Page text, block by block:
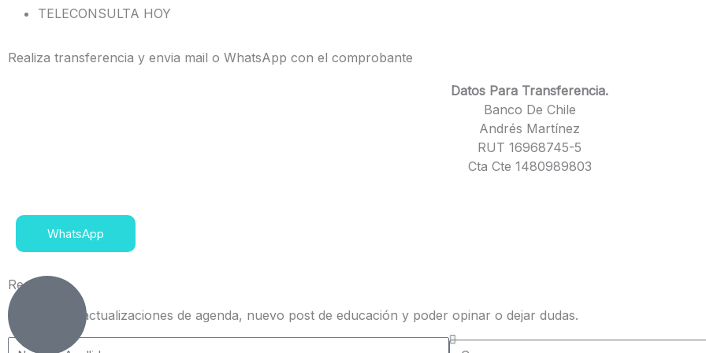
TELECONSULTA HOY
Realiza transferencia y envia mail o WhatsApp con el comprobante
Datos Para Transferencia.
Banco De Chile
Andrés Martínez
RUT 16968745-5
Cta Cte 1480989803
WhatsApp
Registro
Para recibir actualizaciones de agenda, nuevo post de educación y poder opinar o dejar dudas.
Nombre
Comuna